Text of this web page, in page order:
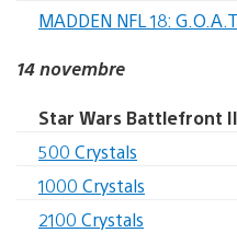
MADDEN NFL 18:
14 novembre
Star Wars Battlefront II
500 Crystals
1000 Crystals
2100 Crystals